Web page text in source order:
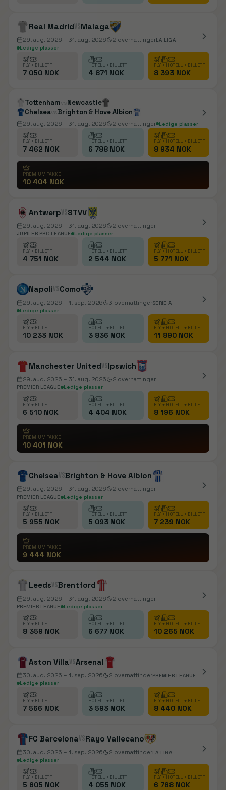
Real MadridvsMalaga
29. aug. 2026 – 31. aug. 2026 2 overnattingerLA LIGA
Ledige plasser
FLY + BILLETT
7 050 NOK
HOTELL + BILLETT
4 871 NOK
FLY + HOTELL + BILLETT
8 393 NOK
Tottenham vs Newcastle
Chelseavs Brighton & Hove Albion
29. aug. 2026 – 31. aug. 2026 2 overnattinger Ledige plasser
FLY + BILLETT
7 462 NOK
HOTELL + BILLETT
6 788 NOK
FLY + HOTELL + BILLETT
8 934 NOK
PREMIUMPAKKE
10 404 NOK
AntwerpvsSTVV
29. aug. 2026 – 31. aug. 2026 2 overnattinger
JUPILER PRO LEAGUE Ledige plasser
FLY + BILLETT
4 751 NOK
HOTELL + BILLETT
2 544 NOK
FLY + HOTELL + BILLETT
5 771 NOK
NapolivsComo
29. aug. 2026 – 1. sep. 2026 3 overnattingerSERIE A
Ledige plasser
FLY + BILLETT
10 233 NOK
HOTELL + BILLETT
3 836 NOK
FLY + HOTELL + BILLETT
11 890 NOK
Manchester UnitedvsIpswich
29. aug. 2026 – 31. aug. 2026 2 overnattinger
PREMIER LEAGUE Ledige plasser
FLY + BILLETT
6 510 NOK
HOTELL + BILLETT
4 404 NOK
FLY + HOTELL + BILLETT
8 196 NOK
PREMIUMPAKKE
10 401 NOK
ChelseavsBrighton & Hove Albion
29. aug. 2026 – 31. aug. 2026 2 overnattinger
PREMIER LEAGUE Ledige plasser
FLY + BILLETT
5 955 NOK
HOTELL + BILLETT
5 093 NOK
FLY + HOTELL + BILLETT
7 239 NOK
PREMIUMPAKKE
9 444 NOK
LeedsvsBrentford
29. aug. 2026 – 31. aug. 2026 2 overnattinger
PREMIER LEAGUE Ledige plasser
FLY + BILLETT
8 359 NOK
HOTELL + BILLETT
6 677 NOK
FLY + HOTELL + BILLETT
10 265 NOK
Aston VillavsArsenal
30. aug. 2026 – 1. sep. 2026 2 overnattingerPREMIER LEAGUE
Ledige plasser
FLY + BILLETT
7 566 NOK
HOTELL + BILLETT
3 593 NOK
FLY + HOTELL + BILLETT
8 440 NOK
FC BarcelonavsRayo Vallecano
30. aug. 2026 – 1. sep. 2026 2 overnattingerLA LIGA
Ledige plasser
FLY + BILLETT
5 605 NOK
HOTELL + BILLETT
4 055 NOK
FLY + HOTELL + BILLETT
6 768 NOK